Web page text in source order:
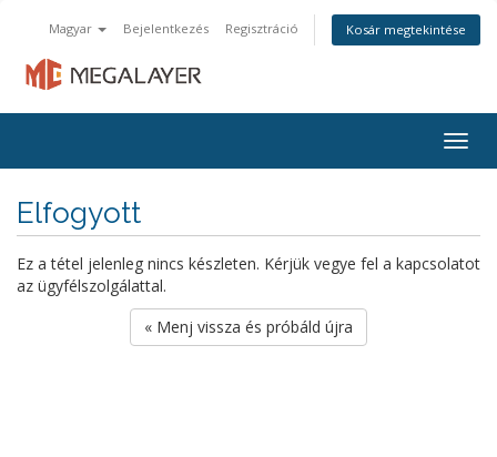
Magyar Bejelentkezés Regisztráció Kosár megtekintése
Elfogyott
Ez a tétel jelenleg nincs készleten. Kérjük vegye fel a kapcsolatot
az ügyfélszolgálattal.
« Menj vissza és próbáld újra